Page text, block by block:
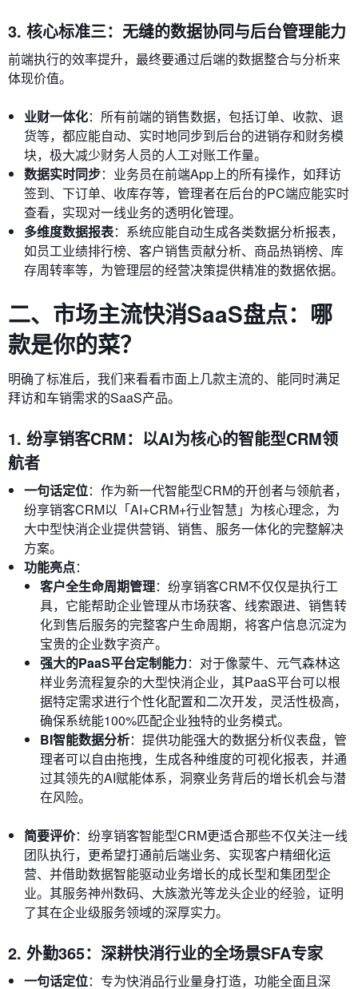
3. 核心标准三：无缝的数据协同与后台管理能力
前端执行的效率提升，最终要通过后端的数据整合与分析来
体现价值。
业财一体化：所有前端的销售数据，包括订单、收款、退
货等，都应能自动、实时地同步到后台的进销存和财务模
块，极大减少财务人员的人工对账工作量。
数据实时同步：业务员在前端App上的所有操作，如拜访
签到、下订单、收库存等，管理者在后台的PC端应能实时
查看，实现对一线业务的透明化管理。
多维度数据报表：系统应能自动生成各类数据分析报表，
如员工业绩排行榜、客户销售贡献分析、商品热销榜、库
存周转率等，为管理层的经营决策提供精准的数据依据。
二、市场主流快消SaaS盘点：哪
款是你的菜？
明确了标准后，我们来看看市面上几款主流的、能同时满足
拜访和车销需求的SaaS产品。
1. 纷享销客CRM：以AI为核心的智能型CRM领
航者
一句话定位：作为新一代智能型CRM的开创者与领航者，
纷享销客CRM以「AI+CRM+行业智慧」为核心理念，为
大中型快消企业提供营销、销售、服务一体化的完整解决
方案。
功能亮点：
客户全生命周期管理：纷享销客CRM不仅仅是执行工
具，它能帮助企业管理从市场获客、线索跟进、销售转
化到售后服务的完整客户生命周期，将客户信息沉淀为
宝贵的企业数字资产。
强大的PaaS平台定制能力：对于像蒙牛、元气森林这
样业务流程复杂的大型快消企业，其PaaS平台可以根
据特定需求进行个性化配置和二次开发，灵活性极高，
确保系统能100%匹配企业独特的业务模式。
BI智能数据分析：提供功能强大的数据分析仪表盘，管
理者可以自由拖拽，生成各种维度的可视化报表，并通
过其领先的AI赋能体系，洞察业务背后的增长机会与潜
在风险。
简要评价：纷享销客智能型CRM更适合那些不仅关注一线
团队执行，更希望打通前后端业务、实现客户精细化运
营、并借助数据智能驱动业务增长的成长型和集团型企
业。其服务神州数码、大族激光等龙头企业的经验，证明
了其在企业级服务领域的深厚实力。
2. 外勤365：深耕快消行业的全场景SFA专家
一句话定位：专为快消品行业量身打造，功能全面且深